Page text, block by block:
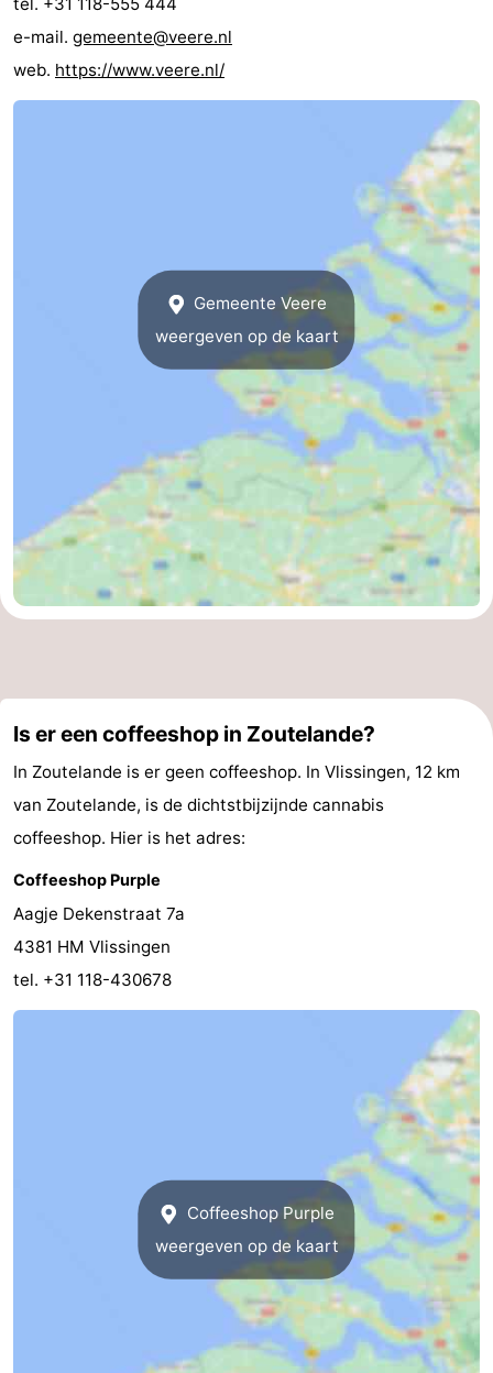
e-mail. gemeente@veere.nl
web. https://www.veere.nl/
Gemeente Veere
weergeven op de kaart
Is er een coffeeshop in Zoutelande?
In Zoutelande is er geen coffeeshop. In Vlissingen, 12 km
van Zoutelande, is de dichtstbijzijnde cannabis
coffeeshop. Hier is het adres:
Coffeeshop Purple
Aagje Dekenstraat 7a
4381 HM Vlissingen
tel. +31 118-430678
Coffeeshop Purple
weergeven op de kaart